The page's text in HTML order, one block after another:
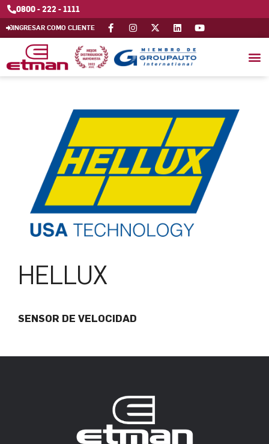
0800 - 222 - 1111
INGRESAR COMO CLIENTE
HELLUX
SENSOR DE VELOCIDAD